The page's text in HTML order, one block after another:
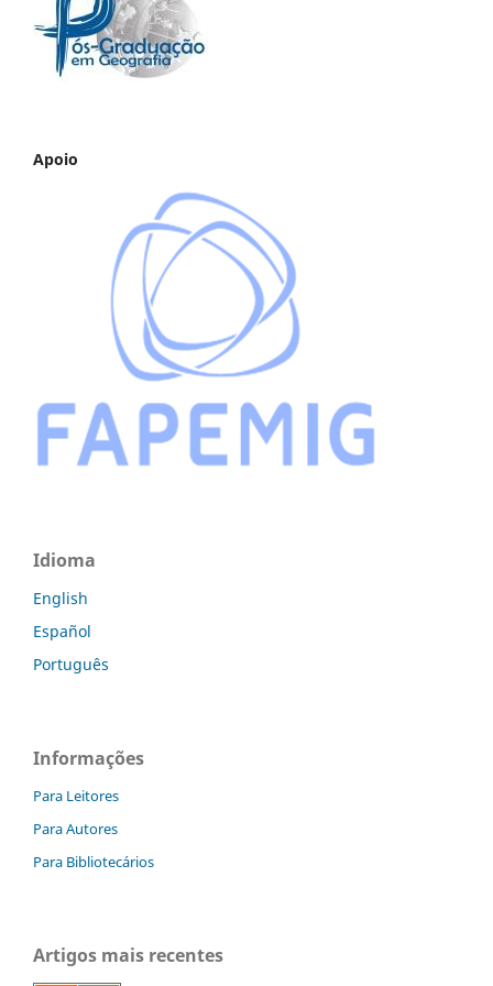
Apoio
Idioma
English
Español
Português
Informações
Para Leitores
Para Autores
Para Bibliotecários
Artigos mais recentes